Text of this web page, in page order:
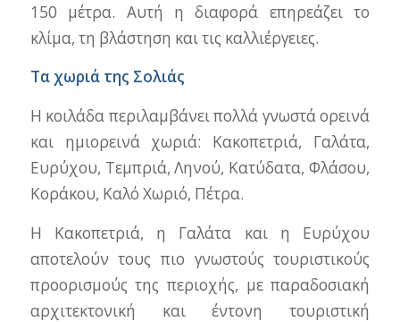
150 μέτρα. Αυτή η διαφορά επηρεάζει το
κλίμα, τη βλάστηση και τις καλλιέργειες.
Τα χωριά της Σολιάς
Η κοιλάδα περιλαμβάνει πολλά γνωστά ορεινά
και ημιορεινά χωριά: Κακοπετριά, Γαλάτα,
Ευρύχου, Τεμπριά, Ληνού, Κατύδατα, Φλάσου,
Κοράκου, Καλό Χωριό, Πέτρα.
Η Κακοπετριά, η Γαλάτα και η Ευρύχου
αποτελούν τους πιο γνωστούς τουριστικούς
προορισμούς της περιοχής, με παραδοσιακή
αρχιτεκτονική και έντονη τουριστική